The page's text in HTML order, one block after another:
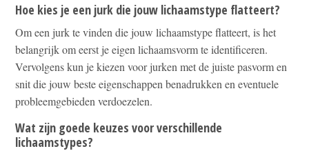
Hoe kies je een jurk die jouw lichaamstype flatteert?
Om een jurk te vinden die jouw lichaamstype flatteert, is het
belangrijk om eerst je eigen lichaamsvorm te identificeren.
Vervolgens kun je kiezen voor jurken met de juiste pasvorm en
snit die jouw beste eigenschappen benadrukken en eventuele
probleemgebieden verdoezelen.
Wat zijn goede keuzes voor verschillende
lichaamstypes?